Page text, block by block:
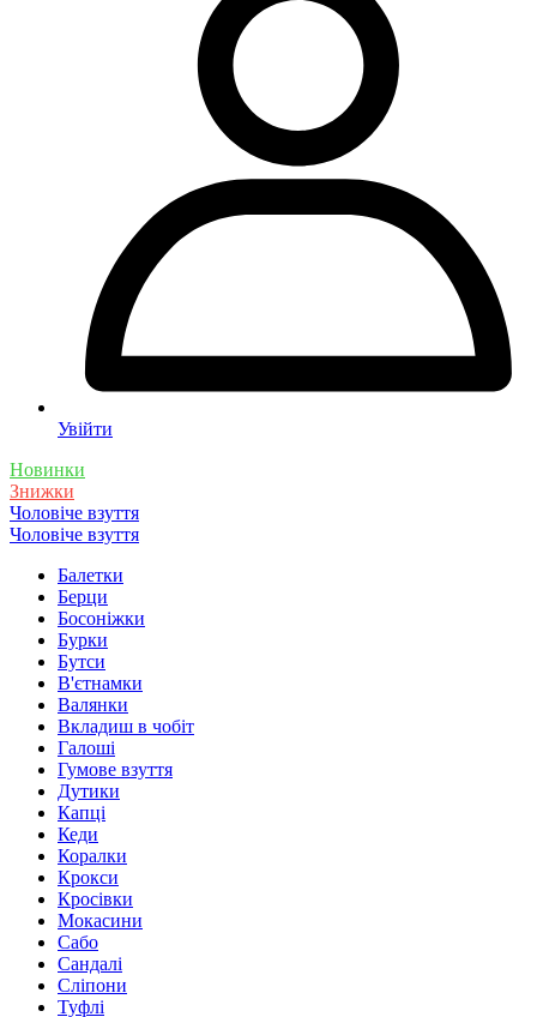
Увійти
Новинки
Знижки
Чоловіче взуття
Чоловіче взуття
Балетки
Берци
Босоніжки
Бурки
Бутси
В'єтнамки
Валянки
Вкладиш в чобіт
Галоші
Гумове взуття
Дутики
Капці
Кеди
Коралки
Крокси
Кросівки
Мокасини
Сабо
Сандалі
Сліпони
Туфлі